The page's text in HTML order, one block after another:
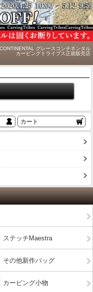
グレースコンチネンタル
カービングトライブス正規販売店
カート
ステッチMaestra
その他新作バッグ
カービング小物